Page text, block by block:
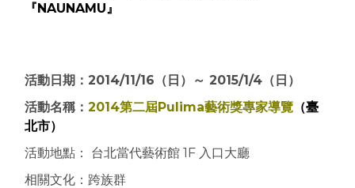
『NAUNAMU』
活動日期：2014/11/16（日）～ 2015/1/4（日）
活動名稱：2014第二屆Pulima藝術獎專家導覽 （臺
北市）
活動地點： 台北當代藝術館 1F 入口大廳
相關文化：跨族群